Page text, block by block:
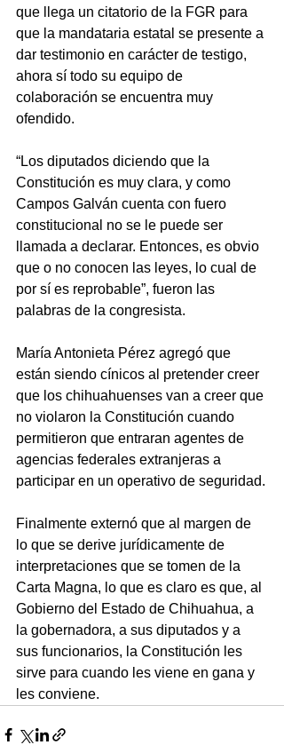
que llega un citatorio de la FGR para
que la mandataria estatal se presente a
dar testimonio en carácter de testigo,
ahora sí todo su equipo de
colaboración se encuentra muy
ofendido.
“Los diputados diciendo que la
Constitución es muy clara, y como
Campos Galván cuenta con fuero
constitucional no se le puede ser
llamada a declarar. Entonces, es obvio
que o no conocen las leyes, lo cual de
por sí es reprobable”, fueron las
palabras de la congresista.
María Antonieta Pérez agregó que
están siendo cínicos al pretender creer
que los chihuahuenses van a creer que
no violaron la Constitución cuando
permitieron que entraran agentes de
agencias federales extranjeras a
participar en un operativo de seguridad.
Finalmente externó que al margen de
lo que se derive jurídicamente de
interpretaciones que se tomen de la
Carta Magna, lo que es claro es que, al
Gobierno del Estado de Chihuahua, a
la gobernadora, a sus diputados y a
sus funcionarios, la Constitución les
sirve para cuando les viene en gana y
les conviene.